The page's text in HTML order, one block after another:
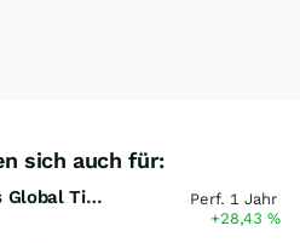
sich auch für:
iShares Dow Jones Global Titans 50 UCITS ETF (DE)
Perf. 1 Jahr
+28,43%